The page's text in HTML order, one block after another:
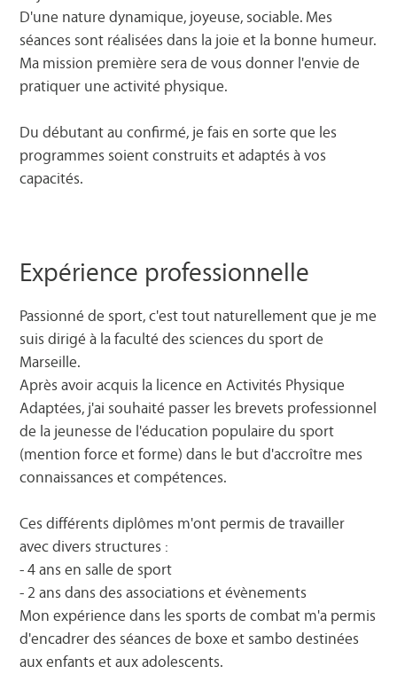
D'une nature dynamique, joyeuse, sociable. Mes
séances sont réalisées dans la joie et la bonne humeur.
Ma mission première sera de vous donner l'envie de
pratiquer une activité physique.
Du débutant au confirmé, je fais en sorte que les
programmes soient construits et adaptés à vos
capacités.
Expérience professionnelle
Passionné de sport, c'est tout naturellement que je me
suis dirigé à la faculté des sciences du sport de
Marseille.
Après avoir acquis la licence en Activités Physique
Adaptées, j'ai souhaité passer les brevets professionnel
de la jeunesse de l'éducation populaire du sport
(mention force et forme) dans le but d'accroître mes
connaissances et compétences.
Ces différents diplômes m'ont permis de travailler
avec divers structures :
- 4 ans en salle de sport
- 2 ans dans des associations et évènements
Mon expérience dans les sports de combat m'a permis
d'encadrer des séances de boxe et sambo destinées
aux enfants et aux adolescents.